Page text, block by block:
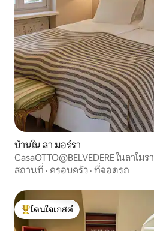
บ้านใน ลา มอร์รา
CasaOTTO@BELVEDERE ในลาโมรา
สถานที่ · ครอบครัว · ที่จอดรถ
โดนใจเกสต์ที่สุด
โดนใจเกสต์